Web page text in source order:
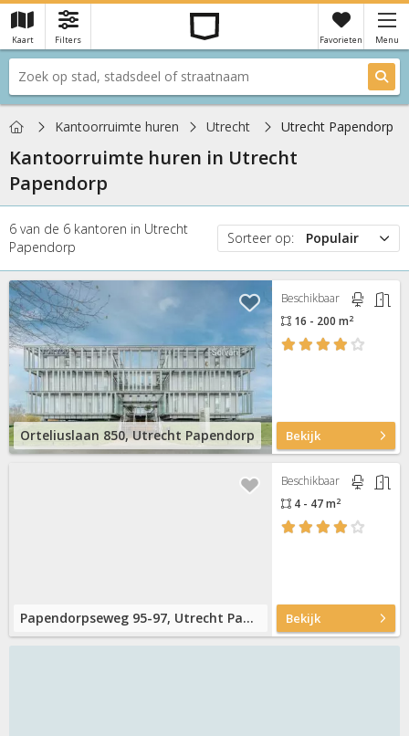
Kaart Filters Favorieten Menu
Je hebt nog geen favorieten ×
HomeKantoorruimte huren Utrecht Utrecht Papendorp
Kantoorruimte huren in Utrecht
Papendorp
6 van de 6 kantoren in Utrecht
Papendorp
Sorteer op:
Populair
Prijs
Orteliuslaan 850, Utrecht Papendorp
Beschikbaar
16 - 200 m2
Bekijk
Papendorpseweg 95-97, Utrecht Papendorp
Beschikbaar
4 - 47 m2
Bekijk